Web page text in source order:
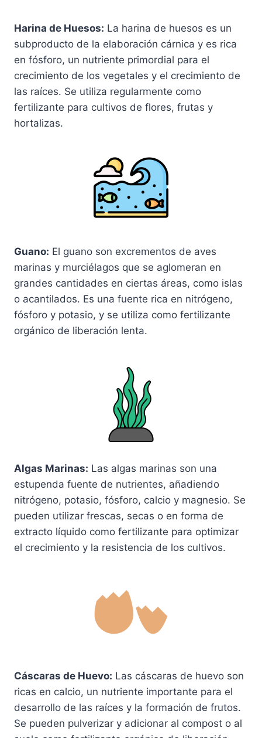
Harina de Huesos: La harina de huesos es un
subproducto de la elaboración cárnica y es rica
en fósforo, un nutriente primordial para el
crecimiento de los vegetales y el crecimiento de
las raíces. Se utiliza regularmente como
fertilizante para cultivos de flores, frutas y
hortalizas.
Guano: El guano son excrementos de aves
marinas y murciélagos que se aglomeran en
grandes cantidades en ciertas áreas, como islas
o acantilados. Es una fuente rica en nitrógeno,
fósforo y potasio, y se utiliza como fertilizante
orgánico de liberación lenta.
Algas Marinas: Las algas marinas son una
estupenda fuente de nutrientes, añadiendo
nitrógeno, potasio, fósforo, calcio y magnesio. Se
pueden utilizar frescas, secas o en forma de
extracto líquido como fertilizante para optimizar
el crecimiento y la resistencia de los cultivos.
Cáscaras de Huevo: Las cáscaras de huevo son
ricas en calcio, un nutriente importante para el
desarrollo de las raíces y la formación de frutos.
Se pueden pulverizar y adicionar al compost o al